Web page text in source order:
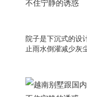
院子是下沉式的设
止雨水倒灌减少灰